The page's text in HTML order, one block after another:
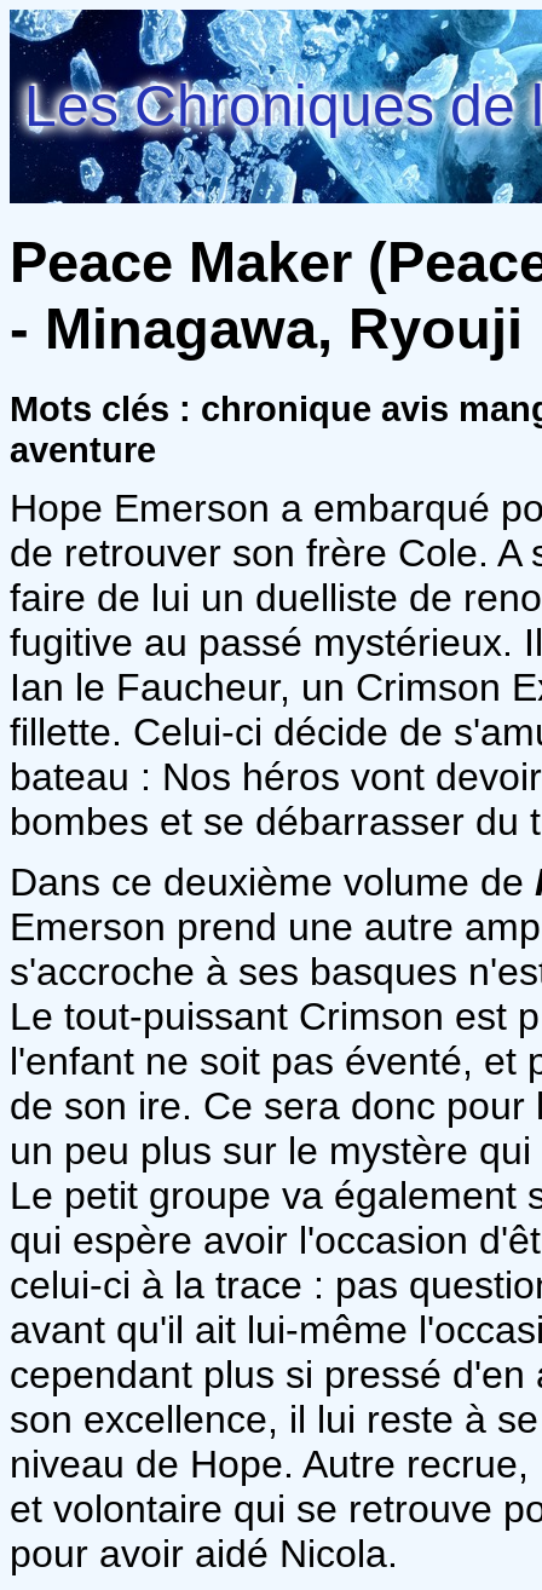
Les Chroniques de
Peace Maker
- Minagawa, Ryouji
Mots clés : chronique avis
aventure
Hope Emerson a embarqué
de retrouver son frère Cole. A
faire de lui un duelliste de
fugitive au passé mystérieux.
Ian le Faucheur, un Crimson
fillette. Celui-ci décide de
bateau : Nos héros vont
bombes et se débarrasser du
Dans ce deuxième volume de
Emerson prend une autre
s'accroche à ses basques
Le tout-puissant Crimson est
l'enfant ne soit pas éventé, et
de son ire. Ce sera donc
un peu plus sur le mystère
Le petit groupe va également
qui espère avoir l'occasion
celui-ci à la trace : pas
avant qu'il ait lui-même
cependant plus si pressé
son excellence, il lui reste à
niveau de Hope. Autre
et volontaire qui se retrouve
pour avoir aidé Nicola.